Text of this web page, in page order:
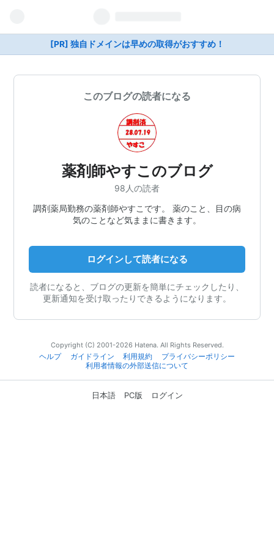
[PR] 独自ドメインは早めの取得がおすすめ！
このブログの読者になる
薬剤師やすこのブログ
98人の読者
調剤薬局勤務の薬剤師やすこです。 薬のこと、目の病
気のことなど気ままに書きます。
ログインして読者になる
読者になると、ブログの更新を簡単にチェックしたり、
更新通知を受け取ったりできるようになります。
Copyright (C) 2001-2026 Hatena. All Rights Reserved.
ヘルプ
ガイドライン 利用規約
プライバシーポリシー
利用者情報の外部送信について
日本語 PC版 ログイン